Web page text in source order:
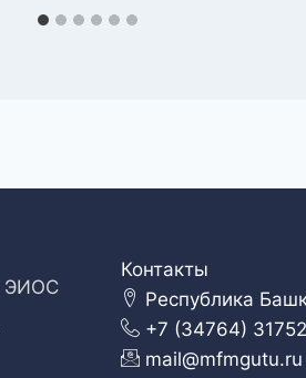
ЭИОС
Контакты
Республика
+7 (34764) 31752